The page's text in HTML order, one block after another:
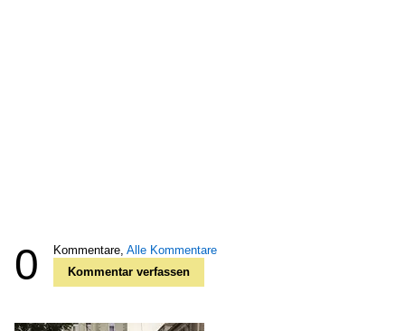
0 Kommentare, Alle Kommentare
Kommentar verfassen